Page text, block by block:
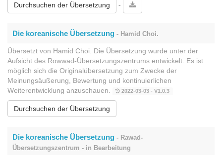
Durchsuchen der Übersetzung -
Die koreanische Übersetzung - Hamid Choi.
Übersetzt von Hamid Choi. Die Übersetzung wurde unter der
Aufsicht des Rowwad-Übersetzungszentrums entwickelt. Es ist
möglich sich die Originalübersetzung zum Zwecke der
Meinungsäußerung, Bewertung und kontinuierlichen
Weiterentwicklung anzuschauen.
2022-03-03 - V1.0.3
Durchsuchen der Übersetzung
Die koreanische Übersetzung - Rawad-
Übersetzungszentrum - in Bearbeitung